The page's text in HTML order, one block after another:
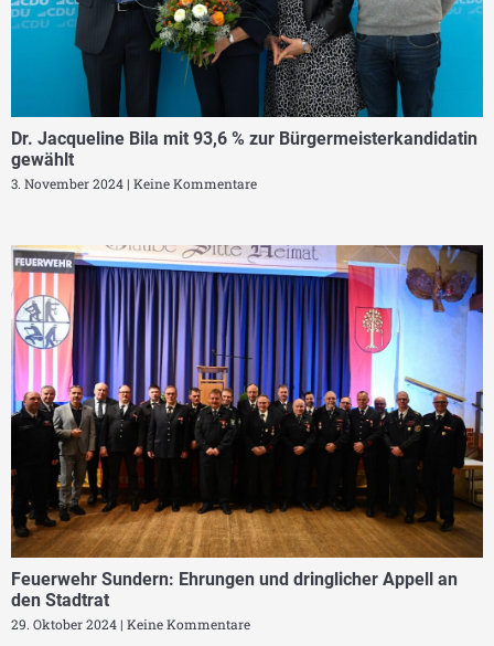
Dr. Jacqueline Bila mit 93,6 % zur Bürgermeisterkandidatin
gewählt
3. November 2024 Keine Kommentare
Feuerwehr Sundern: Ehrungen und dringlicher Appell an
den Stadtrat
29. Oktober 2024 Keine Kommentare